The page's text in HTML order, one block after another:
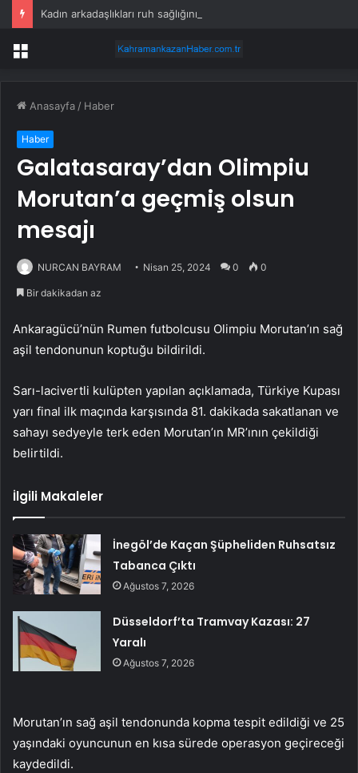
Kadın arkadaşlıkları ruh sağlığını güçlendiriyor
Menü
Anasayfa / Haber
Haber
Galatasaray’dan Olimpiu
Morutan’a geçmiş olsun
mesajı
NURCAN BAYRAM Nisan 25, 2024 0 0
Bir dakikadan az
Ankaragücü’nün Rumen futbolcusu Olimpiu Morutan’ın sağ
aşil tendonunun koptuğu bildirildi.
Sarı-lacivertli kulüpten yapılan açıklamada, Türkiye Kupası
yarı final ilk maçında karşısında 81. dakikada sakatlanan ve
sahayı sedyeyle terk eden Morutan’ın MR’ının çekildiği
belirtildi.
İlgili Makaleler
İnegöl’de Kaçan Şüpheliden Ruhsatsız
Tabanca Çıktı
Ağustos 7, 2026
Düsseldorf’ta Tramvay Kazası: 27
Yaralı
Ağustos 7, 2026
Morutan’ın sağ aşil tendonunda kopma tespit edildiği ve 25
yaşındaki oyuncunun en kısa sürede operasyon geçireceği
kaydedildi.